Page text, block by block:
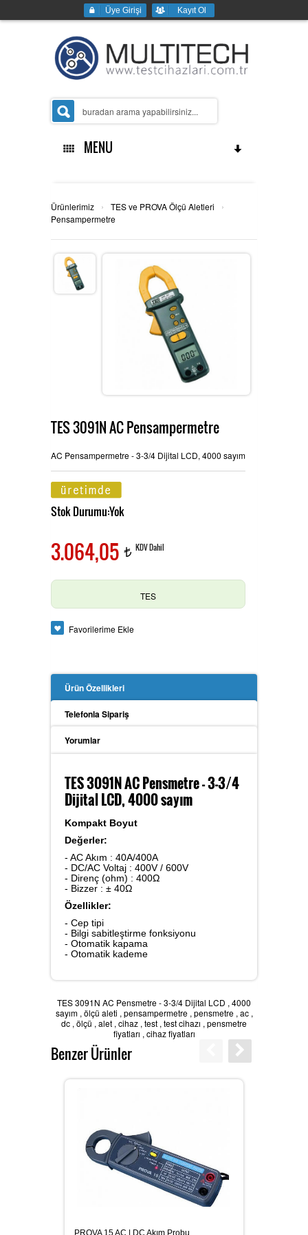
Üye Girişi Kayıt Ol
MENU
Ana Sayfa
Kurumsal
MULTİTECH
TES ve PROVA Ölçü Aletleri
Pensampermetre
Multimetre
Toprak Megeri
Anemometre
Kalibratör
Karbondioksit Ölçer
Ses Ölçer
Takometre
Nem ve Isı Ölçer
OAG Ölçü Aletleri
Hizmetlerimiz
İletişim
Ürünlerimiz › TES ve PROVA Ölçü Aletleri
›
Pensampermetre
TES 3091N AC Pensampermetre
AC Pensampermetre - 3-3/4 Dijital LCD, 4000 sayım
Stok Durumu:Yok
3.064,05 t KDV Dahil
TES
Favorilerime Ekle
Ürün Özellikleri
Telefonla Sipariş
Yorumlar
TES 3091N AC Pensmetre - 3-3/4
Dijital LCD, 4000 sayım
Kompakt Boyut
Değerler:
- AC Akım : 40A/400A
- DC/AC Voltaj : 400V / 600V
- Direnç (ohm) : 400Ω
- Bizzer : ± 40Ω
Özellikler:
- Cep tipi
- Bilgi sabitleştirme fonksiyonu
- Otomatik kapama
- Otomatik kademe
TES 3091N AC Pensmetre - 3-3/4 Dijital LCD , 4000
sayım, ölçü aleti , pensampermetre, pensmetre, ac,
dc , ölçü , alet , cihaz , test , test cihazı , pensmetre
fiyatları , cihaz fiyatları
Benzer Ürünler
PROVA 15 AC | DC Akım Probu